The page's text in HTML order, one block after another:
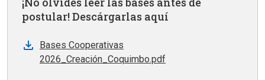
postular! Descárgarlas aquí
Bases Cooperativas
2026_Creación_Coquimbo.pdf